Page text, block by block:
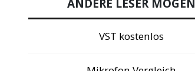
ANDERE LESER MÖGEN
VST kostenlos